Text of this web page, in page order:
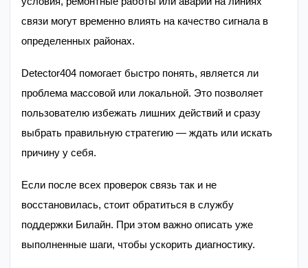
связи могут временно влиять на качество сигнала в
определенных районах.
Detector404 помогает быстро понять, является ли
проблема массовой или локальной. Это позволяет
пользователю избежать лишних действий и сразу
выбрать правильную стратегию — ждать или искать
причину у себя.
Если после всех проверок связь так и не
восстановилась, стоит обратиться в службу
поддержки Билайн. При этом важно описать уже
выполненные шаги, чтобы ускорить диагностику.